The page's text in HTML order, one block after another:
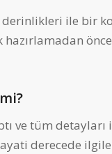
derinlikleri ile bir
ve tüm detayları
derecede